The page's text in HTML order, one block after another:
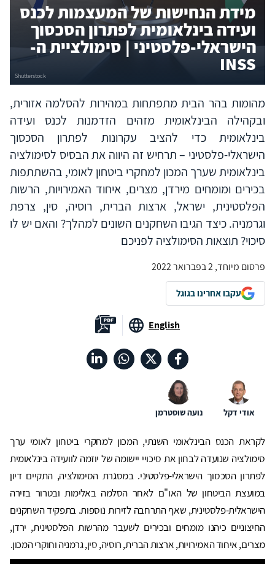
מידת הנחישות של המעצמות לכנס
ועידה בינלאומית לפתרון הסכסוך
הישראלי-פלסטיני | סימולציית ה-
INSS
מהומות בהר הבית מתפתחות במהירות להסלמה אזורית,
ובקהילה הבינלאומית מזהים הזדמנות לכנס ועידה
בינלאומית כדי להציב עקרונות לפתרון הסכסוך
הישראלי-פלסטיני – תרחיש זה היווה את הבסיס לסימולציה
בינלאומית שערך המכון למחקרי ביטחון לאומי, בהשתתפות
בכירים ומומחים מירדן, מצרים, איחוד האמירויות, הרשות
הפלסטינית, ישראל, ארצות הברית, רוסיה, סין, צרפת
וגרמניה. כיצד הגיבו השחקנים השונים למהלך? והאם יש לו
סיכוי? תוצאות הסימולציה לפניכם
פרסום מיוחד, 2 בפברואר 2022
עקבו אחרינו בגוגל
English
אודי דקל נועה שוסטרמן
לקראת הכנס הבינלאומי השנתי, המכון למחקרי ביטחון לאומי ערך
סימולציה שנועדה לבחון את סיכויי יישומה של יוזמה לוועידה בינלאומית
לפתרון הסכסוך הישראלי-פלסטיני. במסגרת הסימולציה, התקיים דיון
במועצת הביטחון של האו"ם לאחר הסלמה באלימות ובטרור בזירה
הישראלית-פלסטינית, שאף התרחבה לזירות נוספות. בתפקיד השחקנים
החיצוניים כיהנו מומחים ובכירים לשעבר מהרשות הפלסטינית, ירדן,
מצרים, איחוד האמירויות, ארצות הברית, רוסיה, סין, גרמניה וחוקרי המכון.